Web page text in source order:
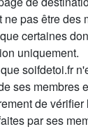
ne pas être des
certaines
uniquement.
soifdetoi.fr
ses membres
de
par ses
Si vous sortez
qu’on
lol. Ma
tu vois ? En
j’ai meme pas